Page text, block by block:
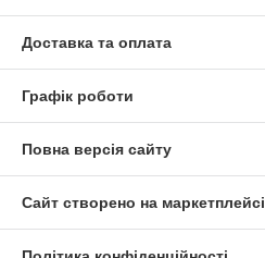
Доставка та оплата
Графік роботи
Повна версія сайту
Сайт створено на маркетплейсі